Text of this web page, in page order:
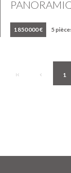
1 850 000 € 5
1